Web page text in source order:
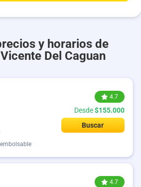
y horarios de
Del Caguan
4.7
Desde$155.000
Buscar
4.7